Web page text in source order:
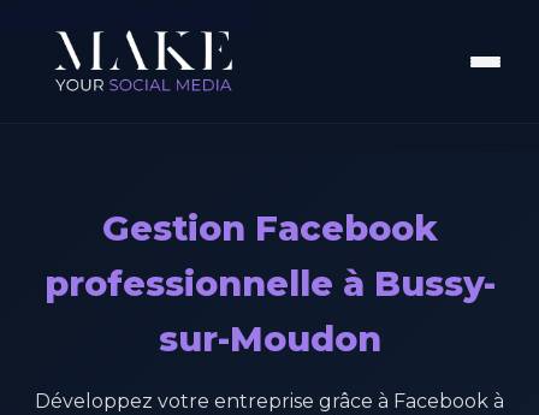
Gestion Facebook
professionnelle à Bussy-
sur-Moudon
Développez votre entreprise grâce à Facebook à